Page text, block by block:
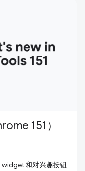
151）
widget 和对兴趣按钮